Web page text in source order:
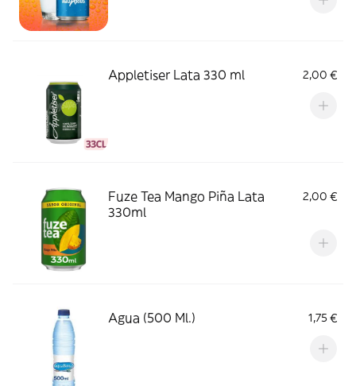
Appletiser Lata 330 ml 2,00 €
Fuze Tea Mango Piña Lata
330ml
2,00 €
Agua (500 Ml.) 1,75 €